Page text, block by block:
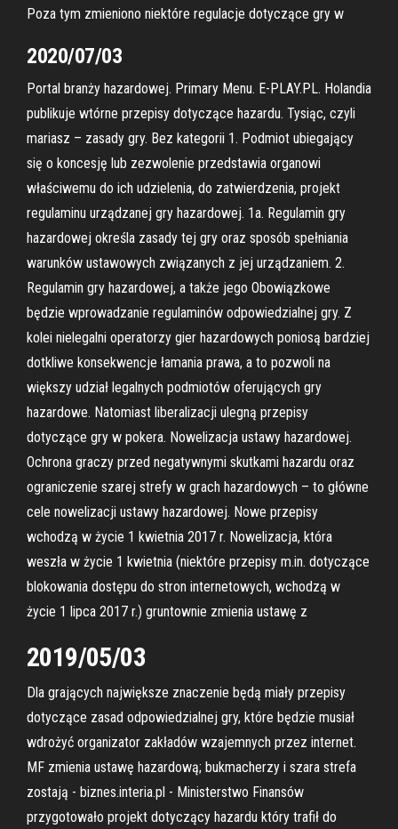
Poza tym zmieniono niektóre regulacje dotyczące gry w
2020/07/03
Portal branży hazardowej. Primary Menu. E-PLAY.PL. Holandia
publikuje wtórne przepisy dotyczące hazardu. Tysiąc, czyli
mariasz – zasady gry. Bez kategorii 1. Podmiot ubiegający
się o koncesję lub zezwolenie przedstawia organowi
właściwemu do ich udzielenia, do zatwierdzenia, projekt
regulaminu urządzanej gry hazardowej. 1a. Regulamin gry
hazardowej określa zasady tej gry oraz sposób spełniania
warunków ustawowych związanych z jej urządzaniem. 2.
Regulamin gry hazardowej, a także jego Obowiązkowe
będzie wprowadzanie regulaminów odpowiedzialnej gry. Z
kolei nielegalni operatorzy gier hazardowych poniosą bardziej
dotkliwe konsekwencje łamania prawa, a to pozwoli na
większy udział legalnych podmiotów oferujących gry
hazardowe. Natomiast liberalizacji ulegną przepisy
dotyczące gry w pokera. Nowelizacja ustawy hazardowej.
Ochrona graczy przed negatywnymi skutkami hazardu oraz
ograniczenie szarej strefy w grach hazardowych – to główne
cele nowelizacji ustawy hazardowej. Nowe przepisy
wchodzą w życie 1 kwietnia 2017 r. Nowelizacja, która
weszła w życie 1 kwietnia (niektóre przepisy m.in. dotyczące
blokowania dostępu do stron internetowych, wchodzą w
życie 1 lipca 2017 r.) gruntownie zmienia ustawę z
2019/05/03
Dla grających największe znaczenie będą miały przepisy
dotyczące zasad odpowiedzialnej gry, które będzie musiał
wdrożyć organizator zakładów wzajemnych przez internet.
MF zmienia ustawę hazardową; bukmacherzy i szara strefa
zostają - biznes.interia.pl - Ministerstwo Finansów
przygotowało projekt dotyczący hazardu który trafił do